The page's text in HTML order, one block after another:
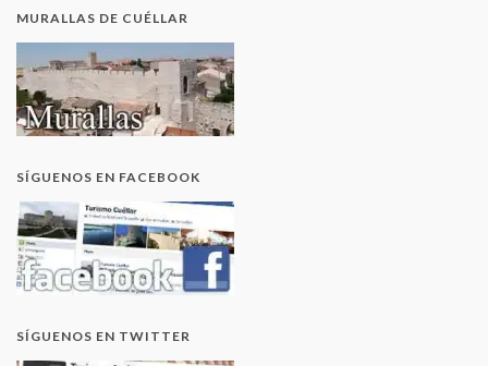
MURALLAS DE CUÉLLAR
SÍGUENOS EN FACEBOOK
SÍGUENOS EN TWITTER